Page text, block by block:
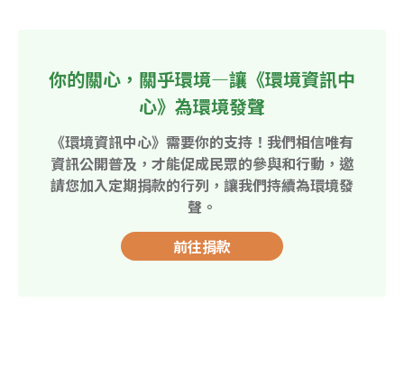
你的關心，關乎環境—讓《環境資訊中
心》為環境發聲
《環境資訊中心》需要你的支持！我們相信唯有
資訊公開普及，才能促成民眾的參與和行動，邀
請您加入定期捐款的行列，讓我們持續為環境發
聲。
前往捐款